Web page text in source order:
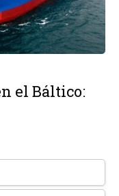
el Báltico: